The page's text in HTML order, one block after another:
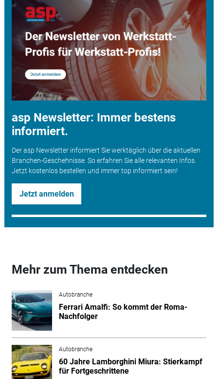
asp Newsletter: Immer bestens
informiert.
Der asp Newsletter informiert Sie werktäglich über die aktuellen
Branchen-Geschehnisse. So erfahren Sie alle relevanten Infos.
Jetzt kostenlos bestellen und immer top informiert sein!
Jetzt anmelden
Mehr zum Thema entdecken
Autobranche
Ferrari Amalfi: So kommt der Roma-
Nachfolger
Autobranche
60 Jahre Lamborghini Miura: Stierkampf
für Fortgeschrittene